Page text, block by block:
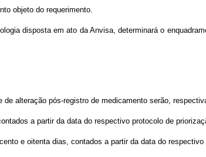
objeto do requerimento.
disposta em ato da Anvisa, determinará o
alteração pós-registro de medicamento serão,
a partir da data do respectivo protocolo de
e oitenta dias, contados a partir da data do